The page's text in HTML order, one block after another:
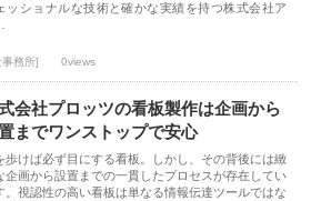
ッショナルな技術と確かな実績を持つ株式会社ア
務所] 0views
会社プロッツの看板製作は企画から
までワンストップで安心
歩けば必ず目にする看板。しかし、その背後には緻
企画から設置までの一貫したプロセスが存在してい
。視認性の高い看板は単なる情報伝達ツールではな